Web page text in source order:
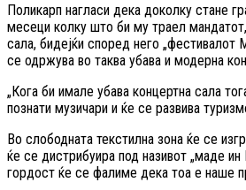
Поликарп нагласи дека доколку стане
месеци колку што би му траел
сала, бидејќи според него
се одржува во таква убава и модерна
„Кога би имале убава концертна сала
познати музичари и ќе се развива
Во слободната текстилна зона ќе се
ќе се дистрибуира под називот „маде ин
гордост ќе се фалиме дека тоа е наше